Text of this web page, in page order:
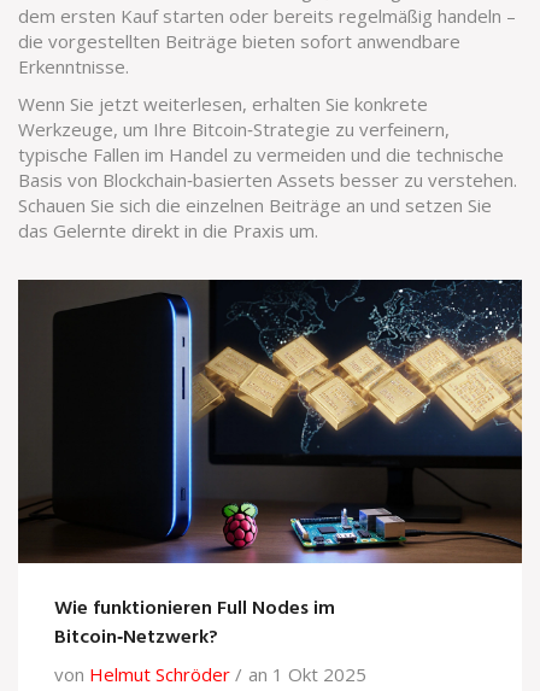
dem ersten Kauf starten oder bereits regelmäßig handeln –
die vorgestellten Beiträge bieten sofort anwendbare
Erkenntnisse.
Wenn Sie jetzt weiterlesen, erhalten Sie konkrete
Werkzeuge, um Ihre Bitcoin‑Strategie zu verfeinern,
typische Fallen im Handel zu vermeiden und die technische
Basis von Blockchain‑basierten Assets besser zu verstehen.
Schauen Sie sich die einzelnen Beiträge an und setzen Sie
das Gelernte direkt in die Praxis um.
Wie funktionieren Full Nodes im
Bitcoin‑Netzwerk?
von Helmut Schröder
an 1 Okt 2025